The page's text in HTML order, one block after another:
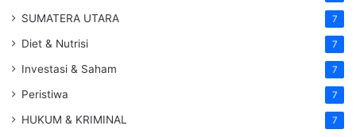
SUMATERA UTARA 7
Diet & Nutrisi 7
Investasi & Saham 7
Peristiwa 7
HUKUM & KRIMINAL 7